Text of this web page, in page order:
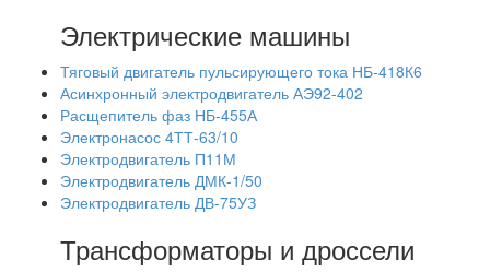
Электрические машины
Тяговый двигатель пульсирующего тока НБ-418К6
Асинхронный электродвигатель АЭ92-402
Расщепитель фаз НБ-455А
Электронасос 4ТТ-63/10
Электродвигатель П11М
Электродвигатель ДМК-1/50
Электродвигатель ДВ-75УЗ
Трансформаторы и дроссели